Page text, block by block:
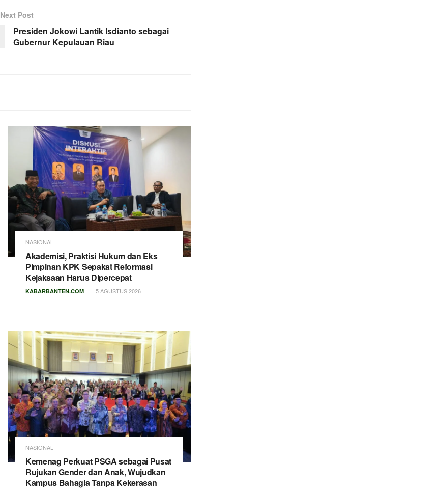
Next Post
Presiden Jokowi Lantik Isdianto sebagai
Gubernur Kepulauan Riau
NASIONAL
Akademisi, Praktisi Hukum dan Eks
Pimpinan KPK Sepakat Reformasi
Kejaksaan Harus Dipercepat
KABARBANTEN.COM 5 AGUSTUS 2026
NASIONAL
Kemenag Perkuat PSGA sebagai Pusat
Rujukan Gender dan Anak, Wujudkan
Kampus Bahagia Tanpa Kekerasan